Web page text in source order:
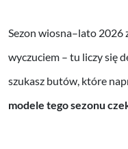
Sezon wiosna–lato 2026
wyczuciem – tu liczy się
szukasz butów, które
modele tego sezonu